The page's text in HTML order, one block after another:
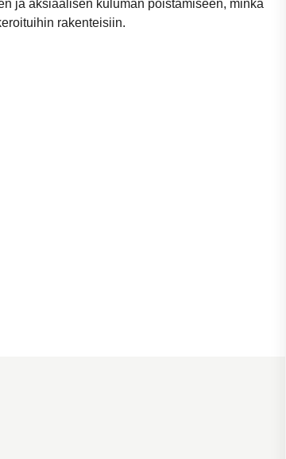
ja aksiaalisen kuluman poistamiseen, minkä
rakenteisiin.